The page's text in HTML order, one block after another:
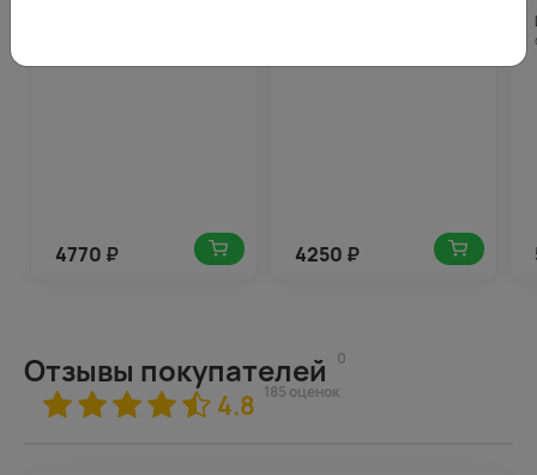
4770 ₽ 4250 ₽
Отзывы покупателей 0
4.8 185 оценок